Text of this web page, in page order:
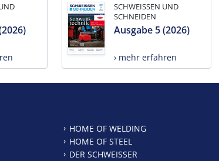
SCHWEISSEN UND
SCHNEIDEN
Ausgabe 5 (2026)
› mehr erfahren
HOME OF WELDING
HOME OF STEEL
DER SCHWEISSER